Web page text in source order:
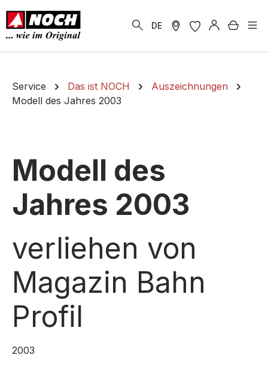
springen
DE
Service Das ist NOCH
Auszeichnungen
Modell des Jahres 2003
Modell des
Jahres 2003
verliehen von
Magazin Bahn
Profil
2003